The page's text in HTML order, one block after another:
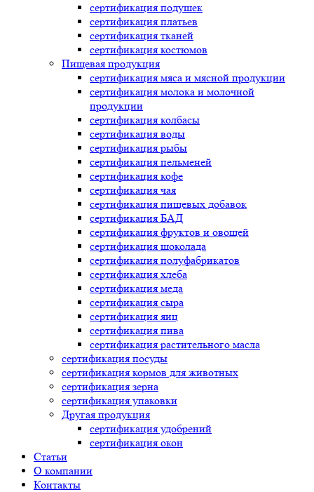
сертификация подушек
сертификация платьев
сертификация тканей
сертификация костюмов
Пищевая продукция
сертификация мяса и мясной продукции
сертификация молока и молочной
продукции
сертификация колбасы
сертификация воды
сертификация рыбы
сертификация пельменей
сертификация кофе
сертификация чая
сертификация пищевых добавок
сертификация БАД
сертификация фруктов и овощей
сертификация шоколада
сертификация полуфабрикатов
сертификация хлеба
сертификация меда
сертификация сыра
сертификация яиц
сертификация пива
сертификация растительного масла
сертификация посуды
сертификация кормов для животных
сертификация зерна
сертификация упаковки
Другая продукция
сертификация удобрений
сертификация окон
Статьи
О компании
Контакты